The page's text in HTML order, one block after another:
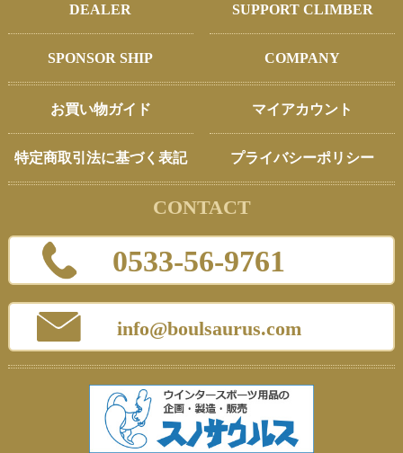
DEALER SUPPORT CLIMBER
SPONSOR SHIP COMPANY
お買い物ガイド マイアカウント
特定商取引法に基づく表記 プライバシーポリシー
CONTACT
0533-56-9761
info@boulsaurus.com